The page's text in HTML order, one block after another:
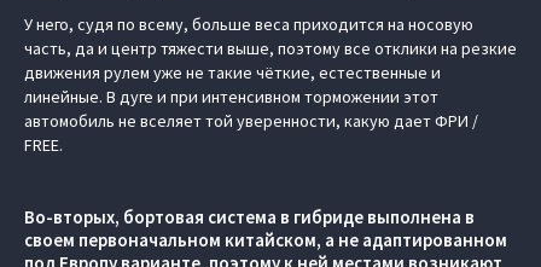
У него, судя по всему, больше веса приходится на носовую
часть, да и центр тяжести выше, поэтому все отклики на резкие
движения рулем уже не такие чёткие, естественные и
линейные. В дуге и при интенсивном торможении этот
автомобиль не вселяет той уверенности, какую дает ФРИ /
FREE.
Во-вторых, бортовая система в гибриде выполнена в
своем первоначальном китайском, а не адаптированном